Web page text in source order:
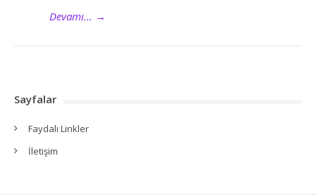
Devamı... →
Sayfalar
Faydalı Linkler
İletişim